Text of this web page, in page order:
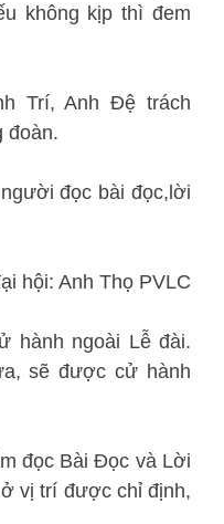
không kịp thì đem
Trí, Anh Đệ trách
đoàn.
đọc bài đọc,lời
hội: Anh Thọ PVLC
hành ngoài Lễ đài.
sẽ được cử hành
đọc Bài Đọc và Lời
vị trí được chỉ định,